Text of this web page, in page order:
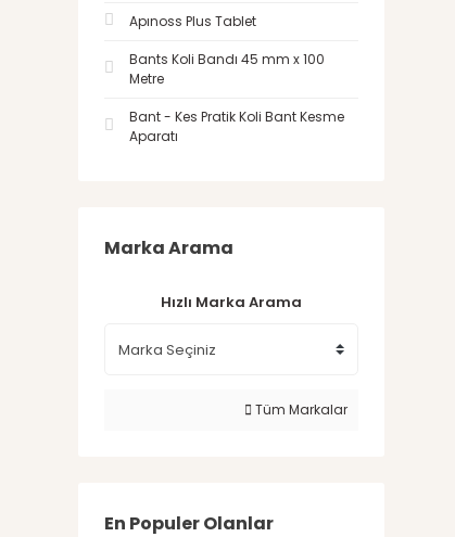
Apınoss Plus Tablet
Bants Koli Bandı 45 mm x 100
Metre
Bant - Kes Pratik Koli Bant Kesme
Aparatı
Marka Arama
Hızlı Marka Arama
Tüm Markalar
En Populer Olanlar